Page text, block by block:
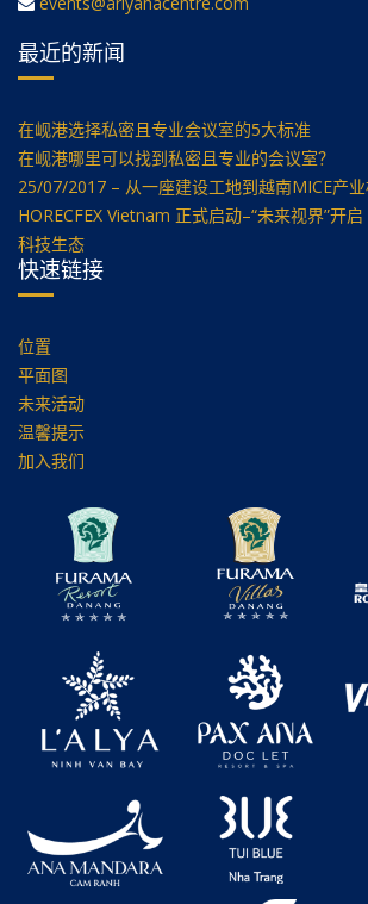
最近的新闻
在岘港选择私密且专业会议室的5大标准
在岘港哪里可以找到私密且专业的会议室？
25/07/2017 – 从一座建设工地到越南MICE产
HORECFEX Vietnam 正式启动–“未来视界”开
科技生态
快速链接
位置
平面图
未来活动
温馨提示
加入我们